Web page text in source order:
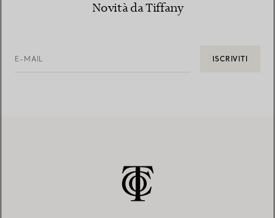
Novità da Tiffany
E-MAIL ISCRIVITI